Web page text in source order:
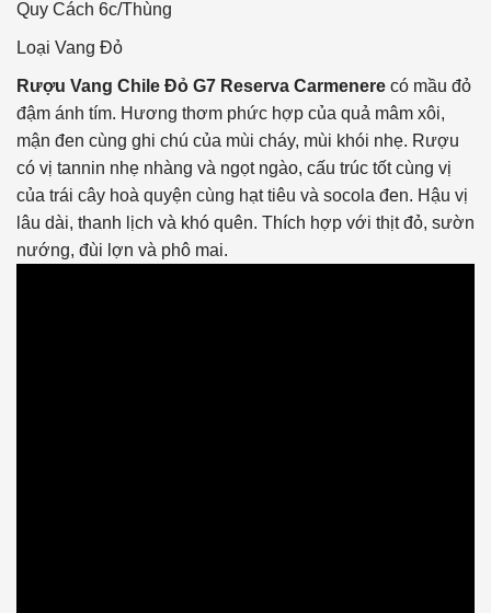
Quy Cách 6c/Thùng
Loại Vang Đỏ
Rượu Vang Chile Đỏ G7 Reserva Carmenere có mầu đỏ
đậm ánh tím. Hương thơm phức hợp của quả mâm xôi,
mận đen cùng ghi chú của mùi cháy, mùi khói nhẹ. Rượu
có vị tannin nhẹ nhàng và ngọt ngào, cấu trúc tốt cùng vị
của trái cây hoà quyện cùng hạt tiêu và socola đen. Hậu vị
lâu dài, thanh lịch và khó quên. Thích hợp với thịt đỏ, sườn
nướng, đùi lợn và phô mai.